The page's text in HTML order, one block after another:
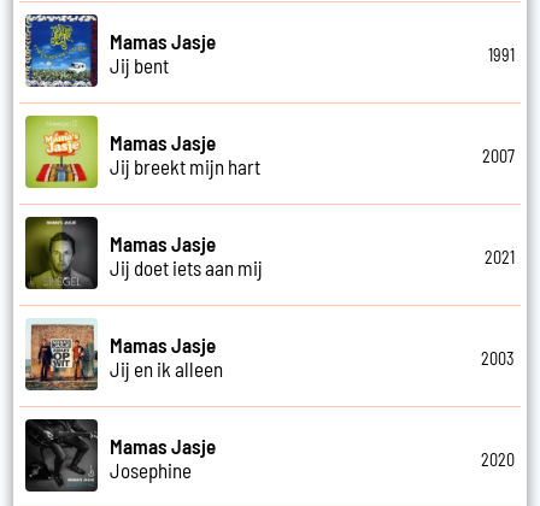
Mamas Jasje
Jij bent
1991
Mamas Jasje
Jij breekt mijn hart
2007
Mamas Jasje
Jij doet iets aan mij
2021
Mamas Jasje
Jij en ik alleen
2003
Mamas Jasje
Josephine
2020